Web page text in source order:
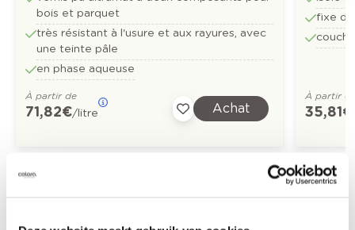
bois et parquet
très résistant à l'usure et aux rayures, avec
une teinte pâle
en phase aqueuse
À partir de
71,82 €/litre Achat
fixe
À partir
35,81 €